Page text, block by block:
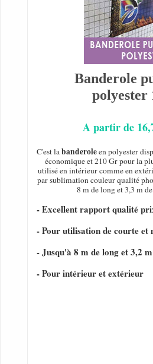
Banderole
polyester
A partir de
C'est labanderoleen polyester
économique et 210 Gr pour la
utilisé en intérieur comme en
par sublimation couleur qualité
8 m de long et 3,3 m
- Excellent rapport qualité
- Pour utilisation de courte et
- Jusqu'à 8 m de long et 3,2
- Pour intérieur et extérieur